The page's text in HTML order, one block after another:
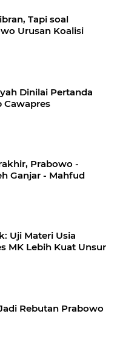
Tapi soal
Urusan Koalisi
Dinilai Pertanda
Cawapres
Prabowo -
Ganjar - Mahfud
Uji Materi Usia
MK Lebih Kuat Unsur
Rebutan Prabowo